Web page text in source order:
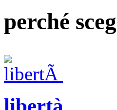
perché